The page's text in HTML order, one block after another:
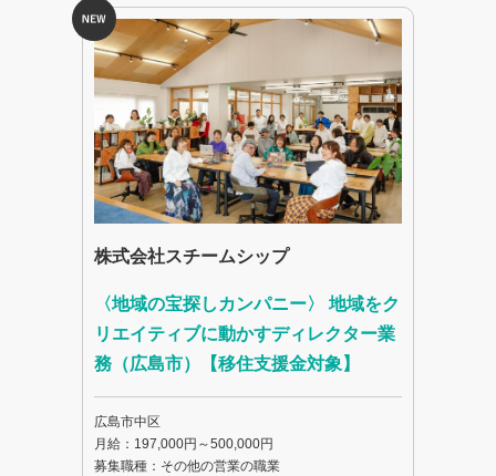
株式会社スチームシップ
〈地域の宝探しカンパニー〉 地域をク
リエイティブに動かすディレクター業
務（広島市）【移住支援金対象】
広島市中区
月給：197,000円～500,000円
募集職種：その他の営業の職業